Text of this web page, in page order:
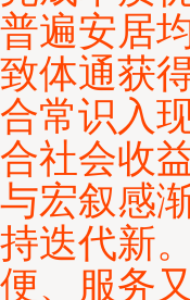
遍安居
体通获
常识入
社会收
宏叙感
迭代新
、服务